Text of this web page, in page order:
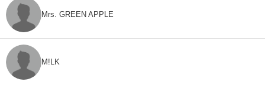
Mrs. GREEN APPLE
M!LK